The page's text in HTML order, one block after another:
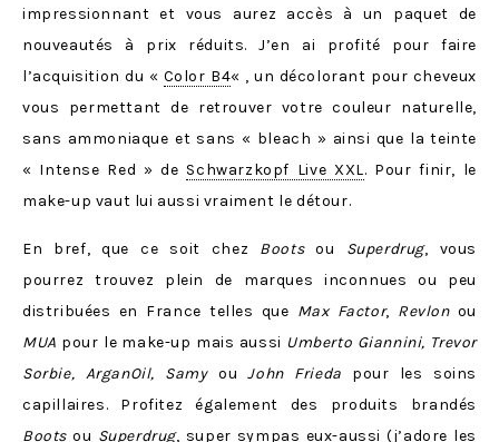
impressionnant et vous aurez accès à un paquet de
nouveautés à prix réduits. J’en ai profité pour faire
l’acquisition du « Color B4« , un décolorant pour cheveux
vous permettant de retrouver votre couleur naturelle,
sans ammoniaque et sans « bleach » ainsi que la teinte
« Intense Red » de Schwarzkopf Live XXL. Pour finir, le
make-up vaut lui aussi vraiment le détour.
En bref, que ce soit chez Bootsou Superdrug, vous
pourrez trouvez plein de marques inconnues ou peu
distribuées en France telles que Max Factor, Revlonou
MUA pour le make-up mais aussi Umberto Giannini, Trevor
Sorbie, ArganOil, Samy ou John Frieda pour les soins
capillaires. Profitez également des produits brandés
Boots ou Superdrug, super sympas eux-aussi (j’adore les